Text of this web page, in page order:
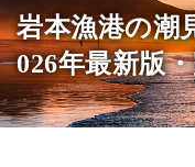
岩本漁港の潮
026年最新版